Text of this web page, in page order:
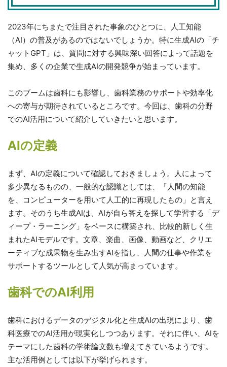
2023年にちまたで注目された事象のひとつに、人工知能
（AI）の普及があるのではないでしょうか。特に生成AIの「チ
ャットGPT」は、質問に対する興味深い回答によって話題を
集め、多くの企業で生成AIの開発競争が始まっています。
このブームは歯科にも影響し、歯科業務のサポートや効率化
への寄与が期待されているところです。今回は、歯科の分野
でのAI活用について紹介していきたいと思います。
AIの定義
まず、AIの定義について確認しておきましょう。人によって
多少異なるものの、一般的な認識としては、「人間の知能
を、コンピューターを用いて人工的に再現したもの」と言え
ます。そのうち生成AIは、AIが自ら答えを探して学習する「デ
ィープ・ラーニング」をベースに構築され、比較的新しく生
まれたAIモデルです。文章、楽曲、画像、動画など、クリエ
ーティブな成果物を生み出すAIを指し、人間の仕事や作業を
サポートするツールとして人気が高まっています。
歯科でのAI利用
歯科におけるデータのデジタル化と生成AIの出現により、歯
科医療でのAI活用が現実化しつつあります。それに伴い、AIを
テーマにした歯科の学術論文数も増えてきているようです。
主な活用例としては以下が挙げられます。